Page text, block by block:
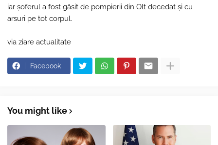
iar şoferul a fost găsit de pompierii din Olt decedat şi cu
arsuri pe tot corpul.
via ziare actualitate
Facebook
You might like